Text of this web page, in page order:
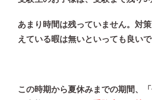
あまり時間は残っていません。対
えている暇は無いといっても良いで
この時期から夏休みまでの期間、